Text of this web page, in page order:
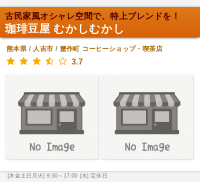
古民家風オシャレ空間で、特上ブレンドを！
珈琲豆屋 むかしむかし
熊本県/ 人吉市 / 蟹作町 コーヒーショップ・喫茶店
3.7
[木金土日月火] 9:30～17:00 [水] 定休日